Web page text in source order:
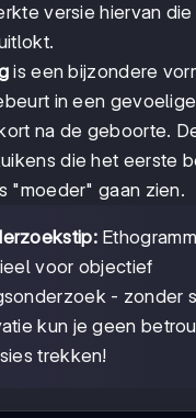
versie hiervan
is een bijzondere
in een
na de geboorte.
die het eerste
"moeder" gaan zien.
voor objectief
- zonder
kun je geen
trekken!